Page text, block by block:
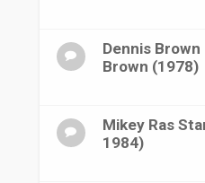
Dennis
Brown (1978)
Mikey Ras
1984)